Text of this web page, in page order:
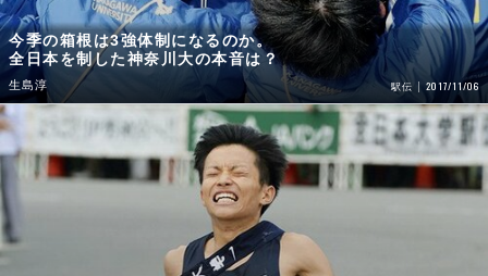
今季の箱根は3強体制になるのか。
全日本を制した神奈川大の本音は？
生島淳 駅伝 2017/11/06